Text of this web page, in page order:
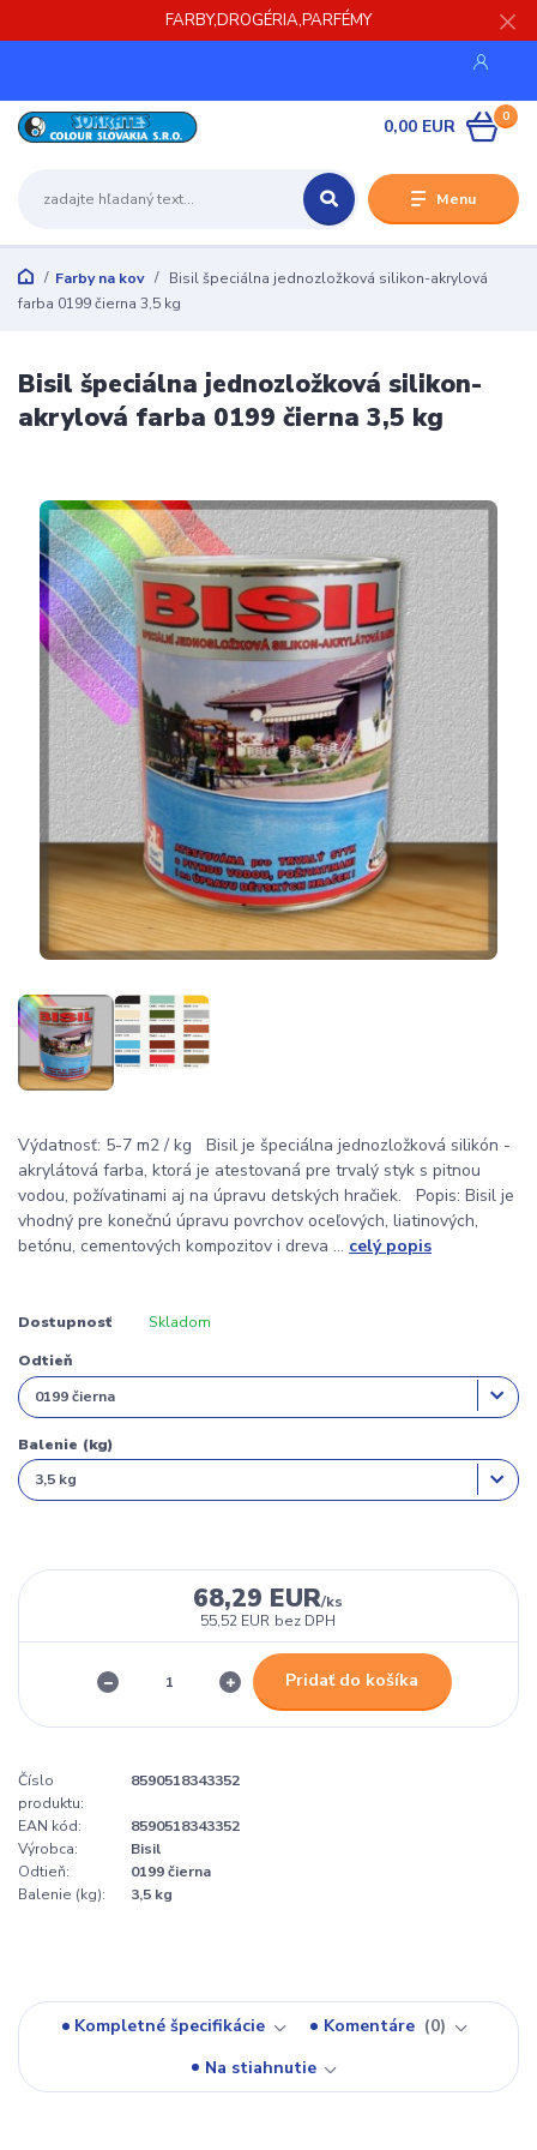
FARBY,DROGÉRIA,PARFÉMY
Menu
0
0,00 EUR
Farby na kov
Bisil špeciálna jednozložková silikon-akrylová
farba 0199 čierna 3,5 kg
Bisil špeciálna jednozložková silikon-
akrylová farba 0199 čierna 3,5 kg
Výdatnosť: 5-7 m2 / kg Bisil je špeciálna jednozložková silikón -
akrylátová farba, ktorá je atestovaná pre trvalý styk s pitnou
vodou, požívatinami aj na úpravu detských hračiek. Popis: Bisil je
vhodný pre konečnú úpravu povrchov oceľových, liatinových,
betónu, cementových kompozitov i dreva ... celý popis
Dostupnosť Skladom
Odtieň
Balenie (kg)
68,29 EUR/ks
55,52 EUR bez DPH
Pridať do košíka
Číslo
produktu:
8590518343352
EAN kód:
8590518343352
Výrobca:
Bisil
Odtieň:
0199 čierna
Balenie (kg):
3,5 kg
Kompletné špecifikácie Komentáre
0
Na stiahnutie